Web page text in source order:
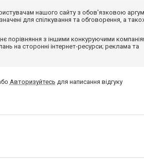
нашого сайту з обов'язковою
для спілкування та обговорення, а
порівняння з іншими конкуруючими
на сторонні інтернет-ресурси; реклама та
Авторизуйтесь для написання відгуку